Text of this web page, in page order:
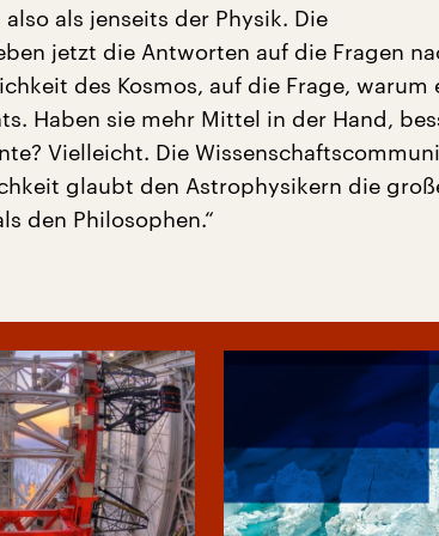
als jenseits der Physik. Die
jetzt die Antworten auf die Fragen
des Kosmos, auf die Frage, warum
Haben sie mehr Mittel in der Hand,
Vielleicht. Die
glaubt den Astrophysikern die
den Philosophen.“